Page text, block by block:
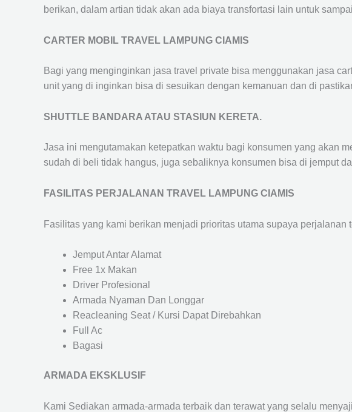
berikan, dalam artian tidak akan ada biaya transfortasi lain untuk
CARTER MOBIL TRAVEL LAMPUNG CIAMIS
Bagi yang menginginkan jasa travel private bisa menggunakan jasa
unit yang di inginkan bisa di sesuikan dengan kemanuan dan di
SHUTTLE BANDARA ATAU STASIUN KERETA.
Jasa ini mengutamakan ketepatkan waktu bagi konsumen yang akan
sudah di beli tidak hangus, juga sebaliknya konsumen bisa di jemput
FASILITAS PERJALANAN TRAVEL LAMPUNG CIAMIS
Fasilitas yang kami berikan menjadi prioritas utama supaya
Jemput Antar Alamat
Free 1x Makan
Driver Profesional
Armada Nyaman Dan Longgar
Reacleaning Seat / Kursi Dapat Direbahkan
Full Ac
Bagasi
ARMADA EKSKLUSIF
Kami Sediakan armada-armada terbaik dan terawat yang selalu